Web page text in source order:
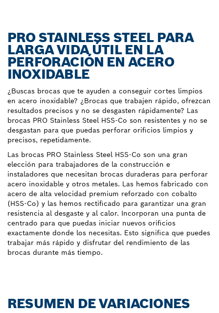
PRO STAINLESS STEEL PARA
LARGA VIDA ÚTIL EN LA
PERFORACIÓN EN ACERO
INOXIDABLE
¿Buscas brocas que te ayuden a conseguir cortes limpios
en acero inoxidable? ¿Brocas que trabajen rápido, ofrezcan
resultados precisos y no se desgasten rápidamente? Las
brocas PRO Stainless Steel HSS-Co son resistentes y no se
desgastan para que puedas perforar orificios limpios y
precisos, repetidamente.
Las brocas PRO Stainless Steel HSS-Co son una gran
elección para trabajadores de la construcción e
instaladores que necesitan brocas duraderas para perforar
acero inoxidable y otros metales. Las hemos fabricado con
acero de alta velocidad premium reforzado con cobalto
(HSS-Co) y las hemos rectificado para garantizar una gran
resistencia al desgaste y al calor. Incorporan una punta de
centrado para que puedas iniciar nuevos orificios
exactamente donde los necesitas. Esto significa que puedes
trabajar más rápido y disfrutar del rendimiento de las
brocas durante más tiempo.
RESUMEN DE VARIACIONES